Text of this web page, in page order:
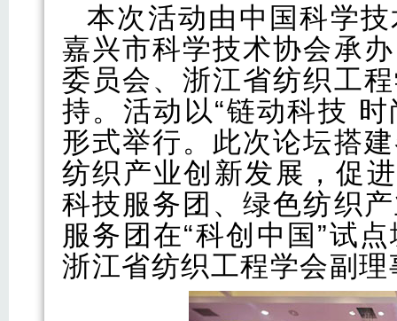
本次活动由中国科学
嘉兴市科学技术协会承
委员会、浙江省纺织工
持。活动以“链动科技
形式举行。此次论坛搭
纺织产业创新发展，促
科技服务团、绿色纺织
服务团在“科创中国”试
浙江省纺织工程学会副